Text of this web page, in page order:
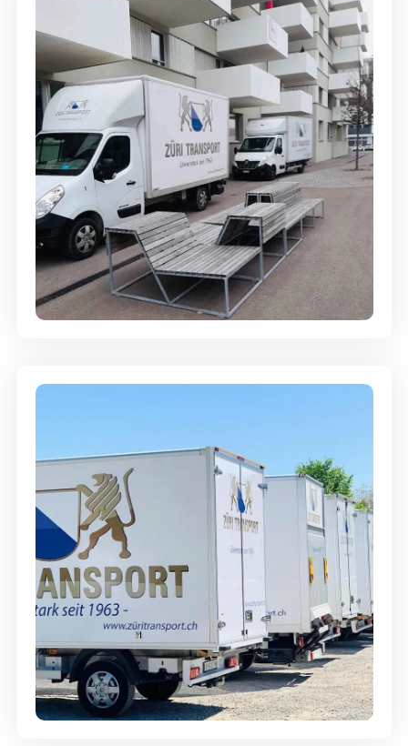
Umzugsreinigung - mit
Abgabegarantie
Möbellagerung - Alles sicher
aufbewahrt